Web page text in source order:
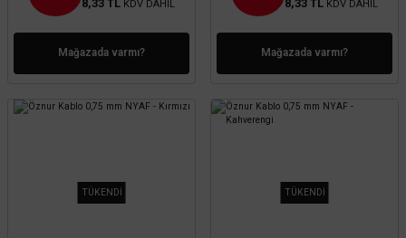
8,33 TL KDV DAHİL
Mağazada varmı?
8,33 TL KDV DAHİL
Mağazada varmı?
TÜKENDİ TÜKENDİ